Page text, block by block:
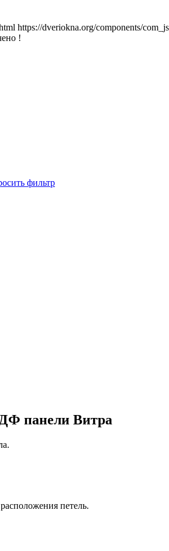
https://dveriokna.org/components/
!
фильтр
панели Витра
петель.